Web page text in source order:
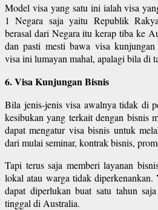
Model visa yang satu ini ialah visa
1 Negara saja yaitu Republik
berasal dari Negara itu kerap tiba ke
dan pasti mesti bawa visa
visa ini lumayan mahal, apalagi bila di
6. Visa Kunjungan Bisnis
Bila jenis-jenis visa awalnya tidak di
kesibukan yang terkait dengan bisnis
dapat mengatur visa bisnis untuk
dari mulai seminar, kontrak bisnis,
Tapi terus saja memberi layanan
lokal atau warga tidak
dapat diperlukan buat satu tahun
tinggal di Australia.